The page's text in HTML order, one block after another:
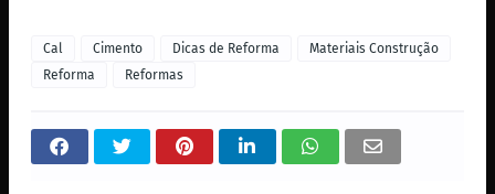
Cal Cimento Dicas de Reforma
Materiais Construção
Reforma
Reformas